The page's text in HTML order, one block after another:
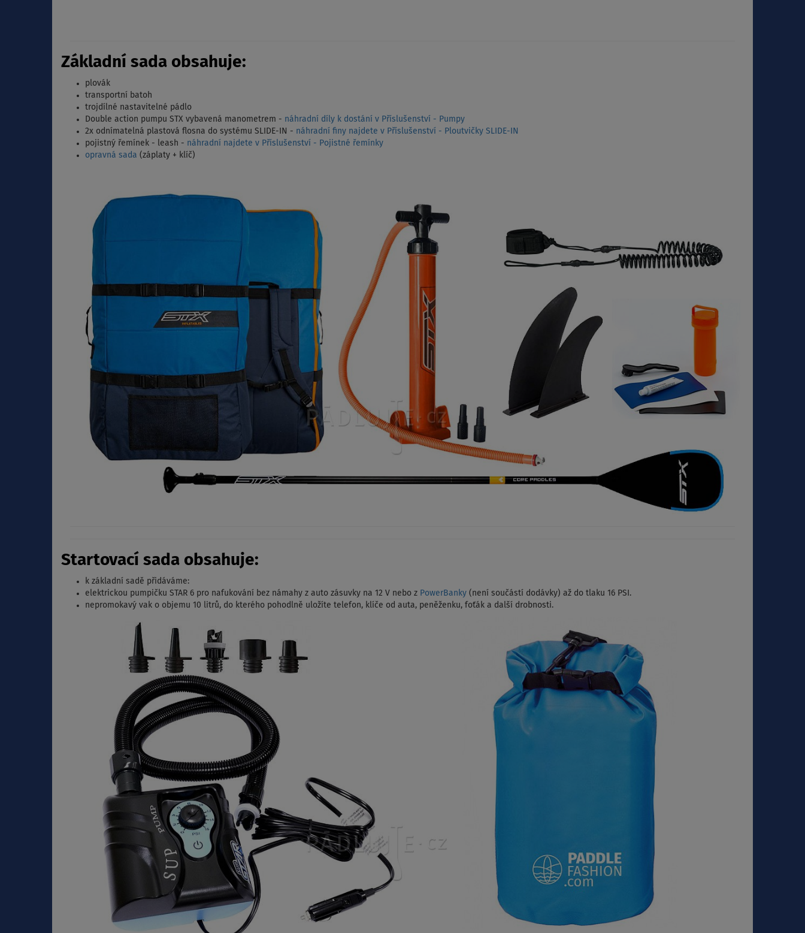
Základní sada obsahuje:
plovák
transportní batoh
trojdílné nastavitelné pádlo
Double action pumpu STX vybavená manometrem - náhradní díly k dostání v Příslušenství - Pumpy
2x odnímatelná plastová flosna do systému SLIDE-IN - náhradní finy najdete v Příslušenství - Ploutvičky SLIDE-IN
pojistný řemínek - leash - náhradní najdete v Příslušenství - Pojistné řemínky
opravná sada (záplaty + klíč)
Startovací sada obsahuje:
k základní sadě přidáváme:
elektrickou pumpičku STAR 6 pro nafukování bez námahy z auto zásuvky na 12 V nebo z PowerBanky (není součástí dodávky) až do tlaku 16 PSI.
nepromokavý vak o objemu 10 litrů, do kterého pohodlně uložíte telefon, klíče od auta, peněženku, foťák a další drobnosti.